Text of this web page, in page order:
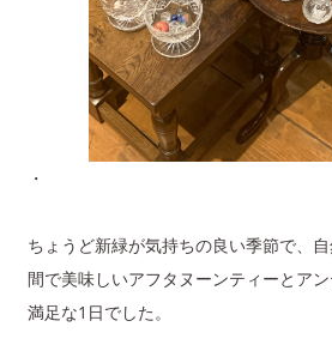
・
ちょうど新緑が気持ちの良い季節で、
間で美味しいアフタヌーンティーとア
満足な1日でした。